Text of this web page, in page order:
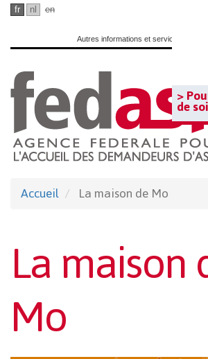
Passer
contenu
principal
>
de
fr nl en
Autres informations et services
Accueil La maison de Mo
La maison
Mo